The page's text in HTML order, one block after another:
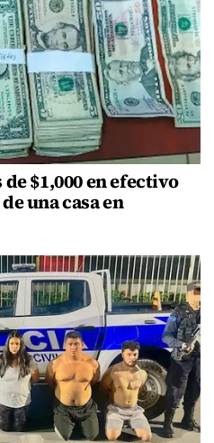
$1,000 en efectivo
una casa en